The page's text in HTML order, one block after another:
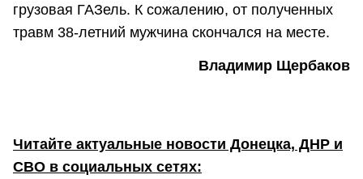
грузовая ГАЗель. К сожалению, от полученных
травм 38-летний мужчина скончался на месте.
Владимир Щербаков
Читайте актуальные новости Донецка, ДНР и
СВО в социальных сетях: